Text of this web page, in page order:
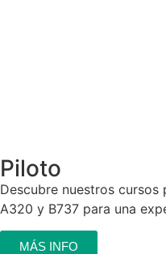
Piloto
Descubre nuestros
A320 y B737 para una
MÁS INFO